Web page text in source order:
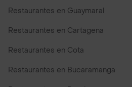
Restaurantes en Guaymaral
Restaurantes en Cartagena
Restaurantes en Cota
Restaurantes en Bucaramanga